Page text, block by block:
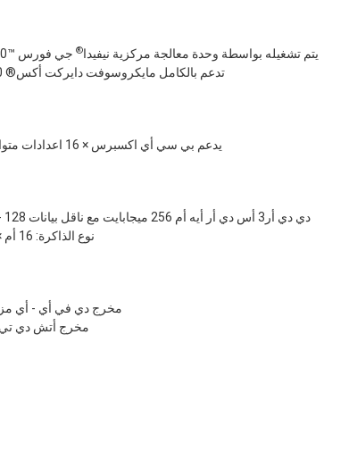
يتم تشغيله بواسطة وحدة معالجة مركزية نيفيدا® جي فورس ™8600
تدعم بالكامل مايكروسوفت دايركت أكس® 10.0
يدعم بي سي أي اكسبرس × 16 اعدادات متوافقة
دي دي أر3 أس دي أر أيه أم 256 ميجابايت مع ناقل بيانات 128 - بت
نوع الذاكرة: 16 أم × 32
مخرج دي في أي - أي
مخرج أتش دي